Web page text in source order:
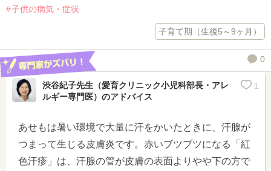
子供の病気・症状
子育て期（生後5～9ヶ月）
0
渋谷紀子先生（愛育クリニック小児科部長・アレ
ルギー専門医） のアドバイス
1
あせもは暑い環境で大量に汗をかいたときに、汗腺が
つまって生じる皮膚炎です。赤いブツブツになる「紅
色汗疹」は、汗腺の管が皮膚の表面よりやや下の方で